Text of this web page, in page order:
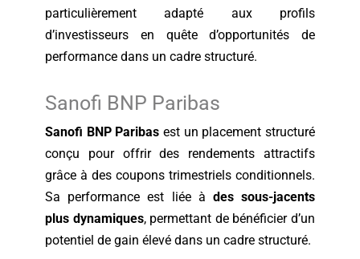
particulièrement adapté aux profils
d’investisseurs en quête d’opportunités de
performance dans un cadre structuré.
Sanofi BNP Paribas
Sanofi BNP Paribas est un placement structuré
conçu pour offrir des rendements attractifs
grâce à des coupons trimestriels conditionnels.
Sa performance est liée à des sous-jacents
plus dynamiques, permettant de bénéficier d’un
potentiel de gain élevé dans un cadre structuré.